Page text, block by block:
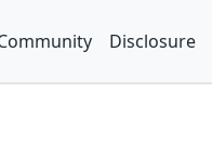
Disclosure